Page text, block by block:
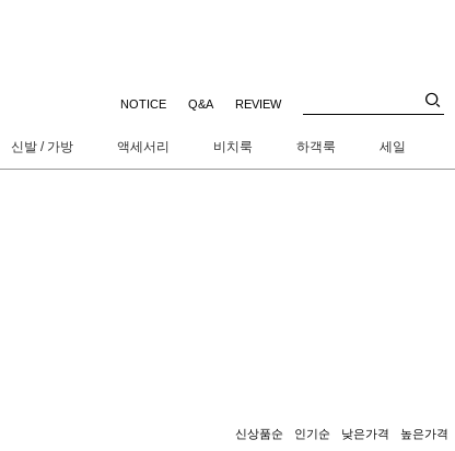
NOTICE Q&A REVIEW
신발 / 가방 액세서리 비치룩 하객룩 세일
신상품순 인기순 낮은가격 높은가격